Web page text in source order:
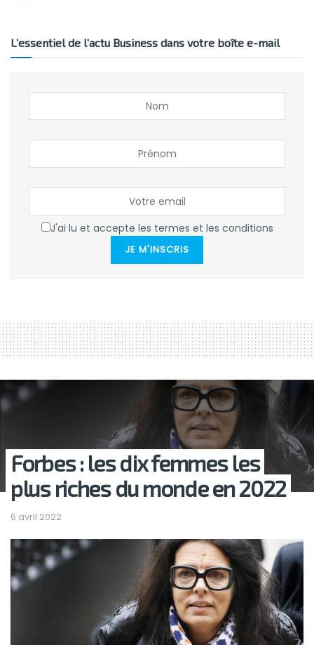
L’essentiel de l’actu Business dans votre boîte e-mail
J'ai lu et accepte les termes et les conditions
JE M'INSCRIS
Forbes : les dix femmes les
plus riches du monde en 2022
6 avril 2022